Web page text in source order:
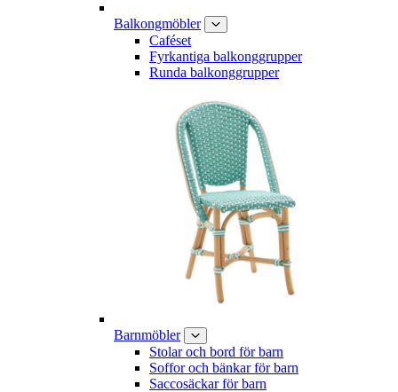
Balkongmöbler
Caféset
Fyrkantiga balkonggrupper
Runda balkonggrupper
Barnmöbler
Stolar och bord för barn
Soffor och bänkar för barn
Saccosäckar för barn